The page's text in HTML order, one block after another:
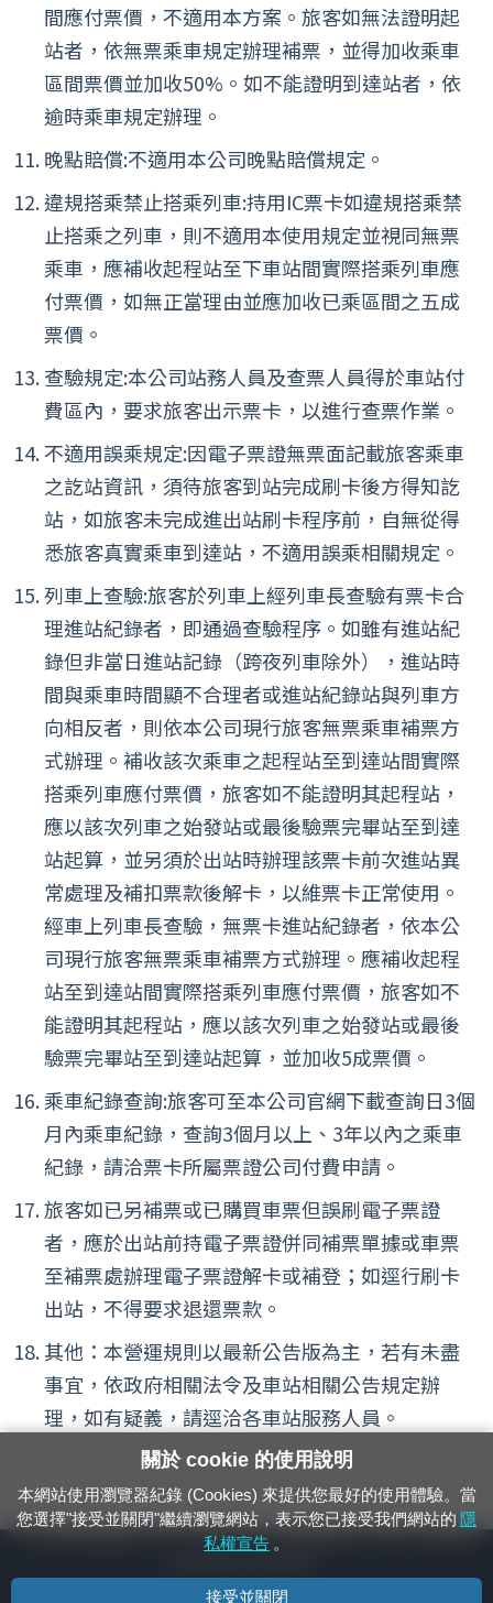
間應付票價，不適用本方案。旅客如無法證明起
站者，依無票乘車規定辦理補票，並得加收乘車
區間票價並加收50%。如不能證明到達站者，依
逾時乘車規定辦理。
晚點賠償:不適用本公司晚點賠償規定。
違規搭乘禁止搭乘列車:持用IC票卡如違規搭乘禁
止搭乘之列車，則不適用本使用規定並視同無票
乘車，應補收起程站至下車站間實際搭乘列車應
付票價，如無正當理由並應加收已乘區間之五成
票價。
查驗規定:本公司站務人員及查票人員得於車站付
費區內，要求旅客出示票卡，以進行查票作業。
不適用誤乘規定:因電子票證無票面記載旅客乘車
之訖站資訊，須待旅客到站完成刷卡後方得知訖
站，如旅客未完成進出站刷卡程序前，自無從得
悉旅客真實乘車到達站，不適用誤乘相關規定。
列車上查驗:旅客於列車上經列車長查驗有票卡合
理進站紀錄者，即通過查驗程序。如雖有進站紀
錄但非當日進站記錄（跨夜列車除外），進站時
間與乘車時間顯不合理者或進站紀錄站與列車方
向相反者，則依本公司現行旅客無票乘車補票方
式辦理。補收該次乘車之起程站至到達站間實際
搭乘列車應付票價，旅客如不能證明其起程站，
應以該次列車之始發站或最後驗票完畢站至到達
站起算，並另須於出站時辦理該票卡前次進站異
常處理及補扣票款後解卡，以維票卡正常使用。
經車上列車長查驗，無票卡進站紀錄者，依本公
司現行旅客無票乘車補票方式辦理。應補收起程
站至到達站間實際搭乘列車應付票價，旅客如不
能證明其起程站，應以該次列車之始發站或最後
驗票完畢站至到達站起算，並加收5成票價。
乘車紀錄查詢:旅客可至本公司官網下載查詢日3個
月內乘車紀錄，查詢3個月以上、3年以內之乘車
紀錄，請洽票卡所屬票證公司付費申請。
旅客如已另補票或已購買車票但誤刷電子票證
者，應於出站前持電子票證併同補票單據或車票
至補票處辦理電子票證解卡或補登；如逕行刷卡
出站，不得要求退還票款。
其他：本營運規則以最新公告版為主，若有未盡
事宜，依政府相關法令及車站相關公告規定辦
理，如有疑義，請逕洽各車站服務人員。
24小時緊急通報電話：1933（市話、手機，僅限發現軌道、平交道、橋樑及隧
關於 cookie 的使用說明
本網站使用瀏覽器紀錄 (Cookies) 來提供您最好的使用體驗。當
您選擇"接受並關閉"繼續瀏覽網站，表示您已接受我們網站的 隱
私權宣告 。
接受並關閉